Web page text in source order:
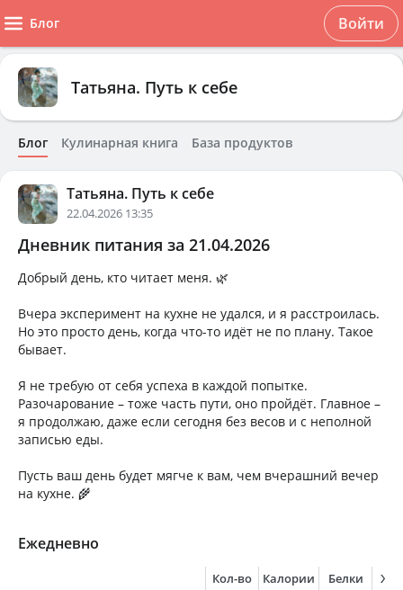
Блог Войти
Татьяна. Путь к себе
Блог Кулинарная книга База продуктов
Татьяна. Путь к себе
22.04.2026 13:35
Дневник питания за 21.04.2026
Добрый день, кто читает меня. 🌿
Вчера эксперимент на кухне не удался, и я расстроилась.
Но это просто день, когда что-то идёт не по плану. Такое
бывает.
Я не требую от себя успеха в каждой попытке.
Разочарование – тоже часть пути, оно пройдёт. Главное –
я продолжаю, даже если сегодня без весов и с неполной
записью еды.
Пусть ваш день будет мягче к вам, чем вчерашний вечер
на кухне. 🌾
Ежедневно
Кол-во Калории Белки